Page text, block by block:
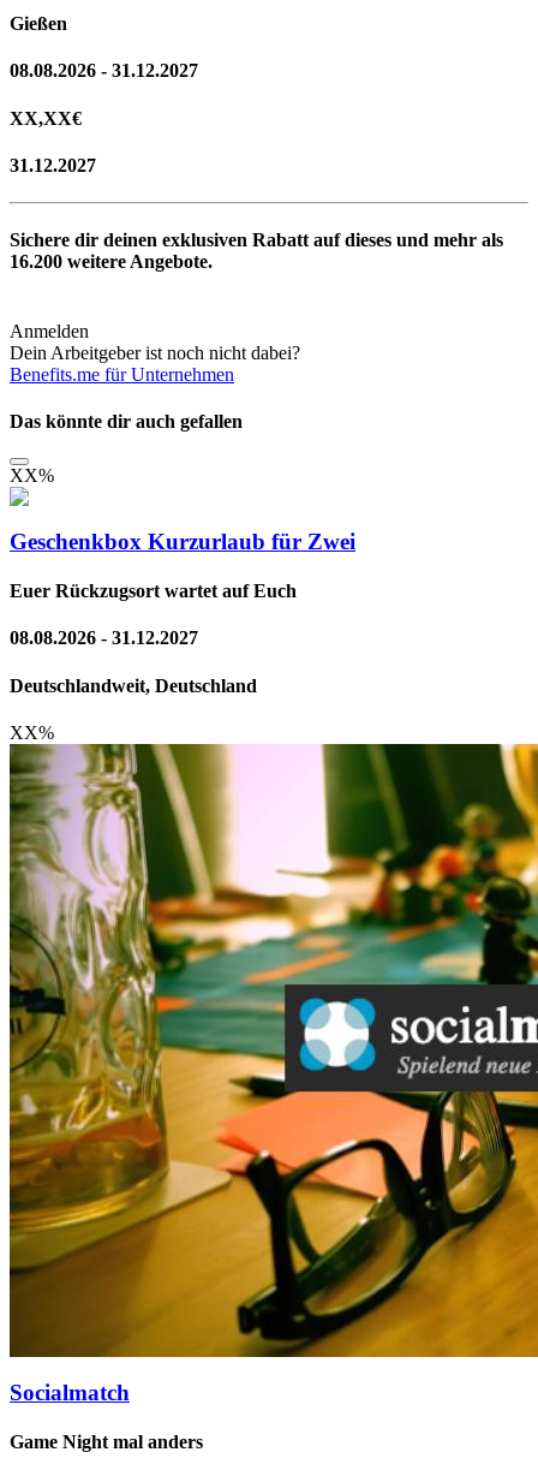
Gießen
08.08.2026 - 31.12.2027
XX,XX€
31.12.2027
Sichere dir deinen exklusiven Rabatt auf dieses und mehr als
16.200 weitere Angebote.
Anmelden
Dein Arbeitgeber ist noch nicht dabei?
Benefits.me für Unternehmen
Das könnte dir auch gefallen
XX%
Geschenkbox Kurzurlaub für Zwei
Euer Rückzugsort wartet auf Euch
08.08.2026 - 31.12.2027
Deutschlandweit, Deutschland
XX%
Socialmatch
Game Night mal anders